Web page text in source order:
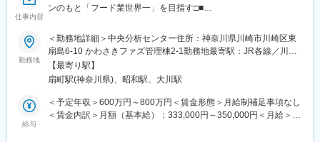
・常駐先企業にて、座学での基礎知識研修や現場の実技研修が行
※研究開発職向けの研修やウェビナーも実施しています。
※人間力研修（コミュニケーション研修、ロジカルシンキング研修
など）も実施しています。
■働きやすい環境：
・残業時間：4.3時間（平均）
・土日祝休／年間休日126日
仕事内容
ンのもと「フード業世界一」を目指す□■
同社は1982年に牛丼チェーンすき家から始まり、2度の30倍成長
を実現し、約40年で国内外食No.1企業/売上1兆円越えまで成長い
たしました。
現在は世界シェアNo.1に向けて本腰を入れ、事業展開を進めてい
く段階です。世界シェア獲得に向けて事業展開を進める上では事
業体制・社内体制が追い付いていない点もございます。その環境
下でも、事業だけでなく会社を牽引し、世界シェアNo.1に向けて
自ら主体的に行動し、高みを目指せる方を求めております
勤務地
＜勤務地詳細＞中央分析センター住所：神奈川県川崎市川崎区東
扇島6-10 かわさきファズ管理棟2-1勤務地最寄駅：JR各線／川崎
駅受動喫煙対策：屋内全面禁煙変更の範囲：本文参照
【最寄り駅】
扇町駅(神奈川県)、昭和駅、大川駅
給与
＜予定年収＞600万円～800万円＜賃金形態＞月給制補足事項なし
＜賃金内訳＞月額（基本給）：333,000円～350,000円＜月給＞